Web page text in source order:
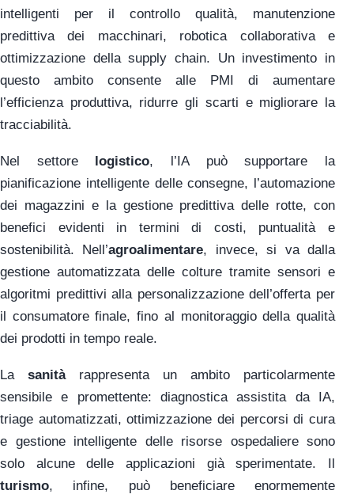
intelligenti per il controllo qualità, manutenzione
predittiva dei macchinari, robotica collaborativa e
ottimizzazione della supply chain. Un investimento in
questo ambito consente alle PMI di aumentare
l’efficienza produttiva, ridurre gli scarti e migliorare la
tracciabilità.
Nel settore logistico, l’IA può supportare la
pianificazione intelligente delle consegne, l’automazione
dei magazzini e la gestione predittiva delle rotte, con
benefici evidenti in termini di costi, puntualità e
sostenibilità. Nell’agroalimentare, invece, si va dalla
gestione automatizzata delle colture tramite sensori e
algoritmi predittivi alla personalizzazione dell’offerta per
il consumatore finale, fino al monitoraggio della qualità
dei prodotti in tempo reale.
La sanitàrappresenta un ambito particolarmente
sensibile e promettente: diagnostica assistita da IA,
triage automatizzati, ottimizzazione dei percorsi di cura
e gestione intelligente delle risorse ospedaliere sono
solo alcune delle applicazioni già sperimentate. Il
turismo, infine, può beneficiare enormemente